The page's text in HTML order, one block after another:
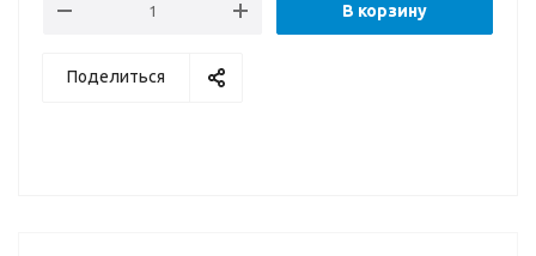
В корзину
Поделиться